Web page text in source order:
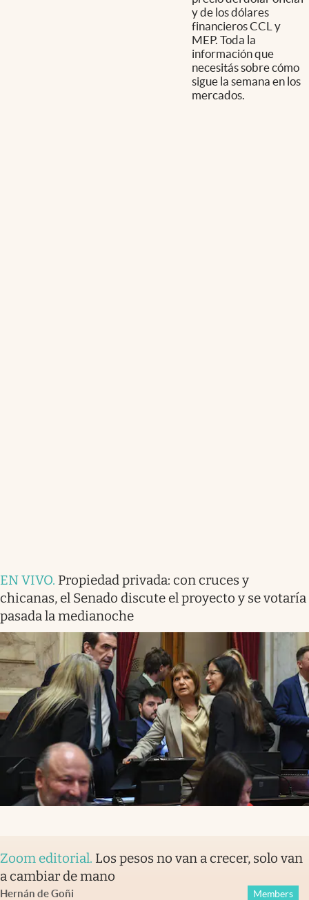
y de los dólares
financieros CCL y
MEP. Toda la
información que
necesitás sobre cómo
sigue la semana en los
mercados.
EN VIVO. Propiedad privada: con cruces y
chicanas, el Senado discute el proyecto y se votaría
pasada la medianoche
Zoom editorial. Los pesos no van a crecer, solo van
a cambiar de mano
Hernán de Goñi Members